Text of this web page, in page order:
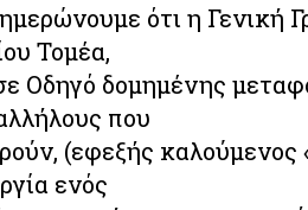
ότι η Γενική
Τομέα,
Οδηγό δομημένης
που
(εφεξής καλούμενος
ενός